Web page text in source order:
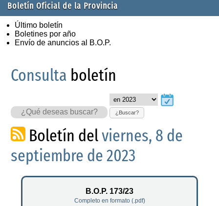
Boletín Oficial de la Provincia
Último boletín
Boletines por año
Envío de anuncios al B.O.P.
Consulta boletín
¿Buscar?
Boletín delviernes, 8 de
septiembre de 2023
B.O.P. 173/23
Completo en formato (.pdf)